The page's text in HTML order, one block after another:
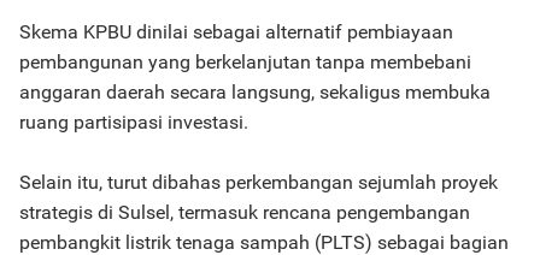
Skema KPBU dinilai sebagai alternatif pembiayaan
pembangunan yang berkelanjutan tanpa membebani
anggaran daerah secara langsung, sekaligus membuka
ruang partisipasi investasi.
Selain itu, turut dibahas perkembangan sejumlah proyek
strategis di Sulsel, termasuk rencana pengembangan
pembangkit listrik tenaga sampah (PLTS) sebagai bagian